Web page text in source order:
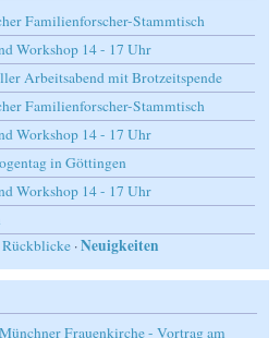
Familienforscher-Stammtisch
Workshop 14 - 17 Uhr
Arbeitsabend mit Brotzeitspende
Familienforscher-Stammtisch
Workshop 14 - 17 Uhr
in Göttingen
Workshop 14 - 17 Uhr
Rückblicke ·Neuigkeiten
Frauenkirche - Vortrag am